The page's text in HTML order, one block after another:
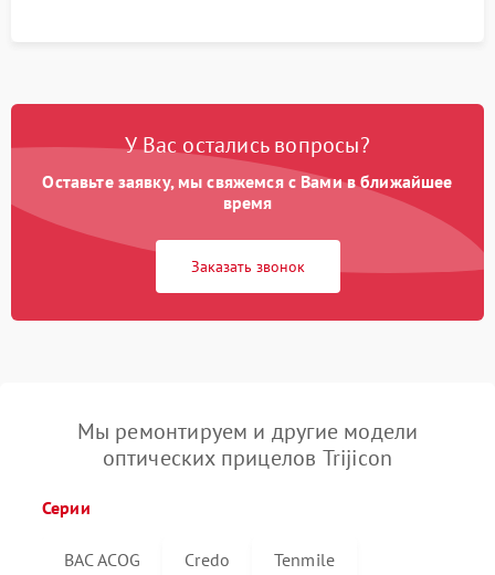
У Вас остались вопросы?
Оставьте заявку, мы свяжемся с Вами в ближайшее
время
Заказать звонок
Мы ремонтируем и другие модели
оптических прицелов Trijicon
Серии
BAC ACOG Credo Tenmile